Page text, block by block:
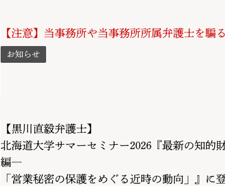
【注意】当事務所や当事務所所属弁護士を
お知らせ
【黒川直毅弁護士】
北海道大学サマーセミナー2026『最新の知
編―
「営業秘密の保護をめぐる近時の動向」』に